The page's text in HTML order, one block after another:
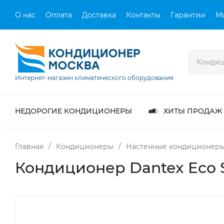
О нас Оплата Доставка Контакты Гарантии
Интернет-магазин климатического оборудования
НЕДОРОГИЕ КОНДИЦИОНЕРЫ ХИТЫ ПРОДАЖ
Главная / Кондиционеры / Настенные
Кондиционер Dantex Eco